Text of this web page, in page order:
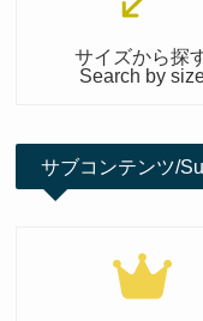
サイズから探
Search by
サブコンテンツ/